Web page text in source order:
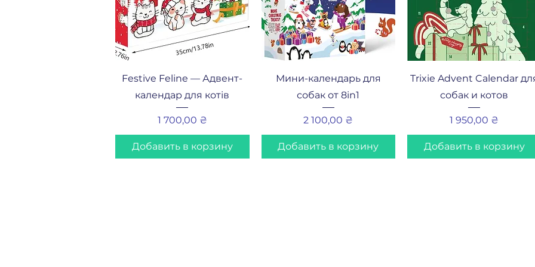
Быстрый просмотр
Festive Feline — Адвент-
календар для котів
Цена
1 700,00 ₴
Добавить в корзину
Быстрый просмотр
Мини-календарь для
собак от 8in1
Цена
2 100,00 ₴
Добавить в корзину
Быстрый просмотр
Trixie Advent Calendar
собак и котов
Цена
1 950,00 ₴
Добавить в корзину